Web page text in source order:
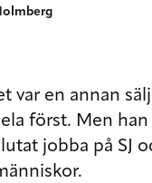
var en annan
först. Men
jobba på SJ